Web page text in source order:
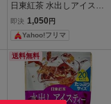
日東紅茶 水出しアイステ
ィー アールグレイ 20袋入
2個セット
即決 1,050 円
Yahoo!フリマ
送料無料